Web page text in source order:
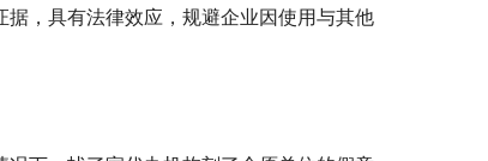
，具有法律效应，规避企业因使用与其他